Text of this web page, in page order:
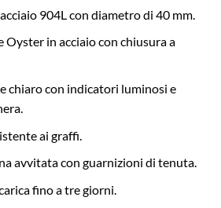
904L con diametro di 40 mm.
in acciaio con chiusura a
chiaro con indicatori luminosi e
ai graffi.
avvitata con guarnizioni di tenuta.
fino a tre giorni.